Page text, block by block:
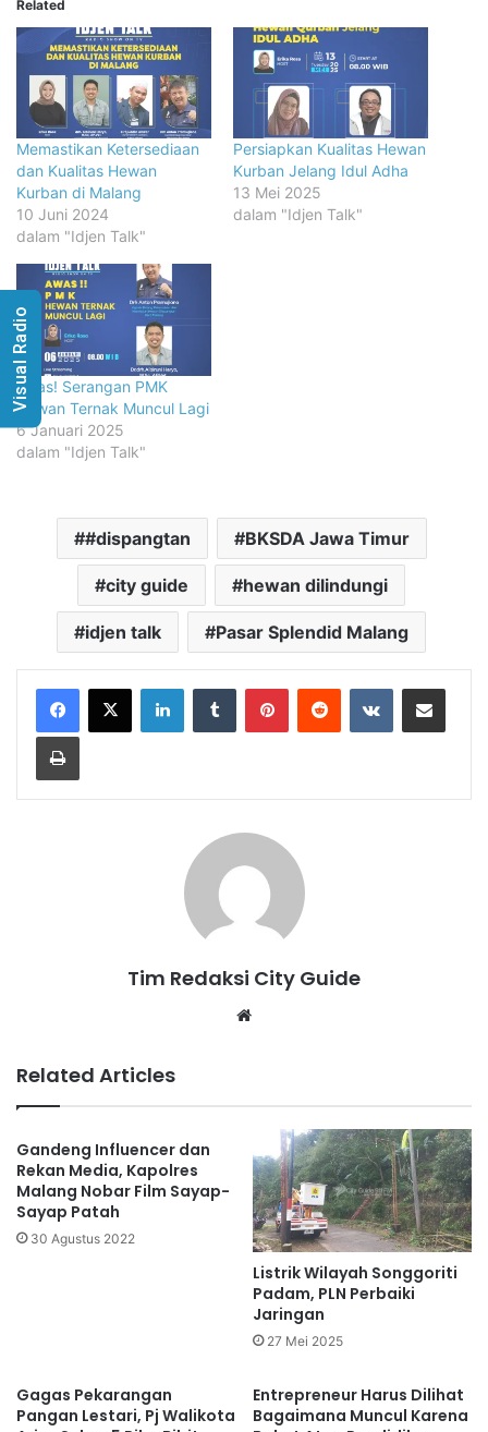
Related
Memastikan Ketersediaan
dan Kualitas Hewan
Kurban di Malang
10 Juni 2024
dalam "Idjen Talk"
Persiapkan Kualitas Hewan
Kurban Jelang Idul Adha
13 Mei 2025
dalam "Idjen Talk"
Awas! Serangan PMK
Hewan Ternak Muncul Lagi
6 Januari 2025
dalam "Idjen Talk"
#dispangtan BKSDA Jawa Timur
city guide hewan dilindungi
idjen talk Pasar Splendid Malang
LinkedInTumblr PinterestReddit VKontakteShare via Email
Print
Tim Redaksi City Guide
Related Articles
Gandeng Influencer dan
Rekan Media, Kapolres
Malang Nobar Film Sayap-
Sayap Patah
30 Agustus 2022
Listrik Wilayah Songgoriti
Padam, PLN Perbaiki
Jaringan
27 Mei 2025
Gagas Pekarangan
Pangan Lestari, Pj Walikota
Entrepreneur Harus Dilihat
Bagaimana Muncul Karena
Visual Radio